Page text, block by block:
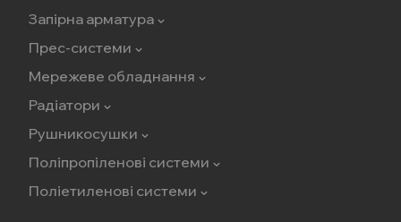
Запірна арматура
Прес-системи
Мережеве обладнання
Радіатори
Рушникосушки
Поліпропіленові системи
Поліетиленові системи